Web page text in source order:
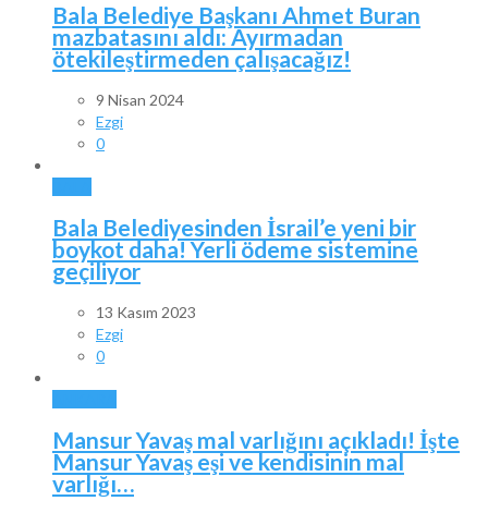
Bala Belediye Başkanı Ahmet Buran
mazbatasını aldı: Ayırmadan
ötekileştirmeden çalışacağız!
9 Nisan 2024
Ezgi
0
Bala Belediyesinden İsrail’e yeni bir
boykot daha! Yerli ödeme sistemine
geçiliyor
13 Kasım 2023
Ezgi
0
Mansur Yavaş mal varlığını açıkladı! İşte
Mansur Yavaş eşi ve kendisinin mal
varlığı…